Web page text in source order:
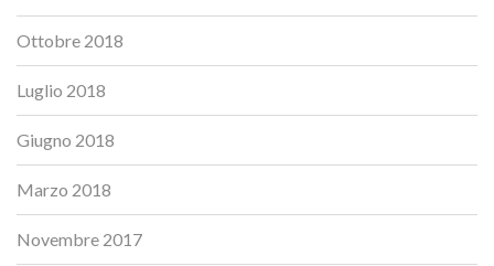
Ottobre 2018
Luglio 2018
Giugno 2018
Marzo 2018
Novembre 2017